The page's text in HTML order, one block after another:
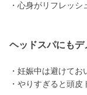
・心身がリフレッシ
ヘッドスパにもデ
・妊娠中は避けて
・やりすぎると頭